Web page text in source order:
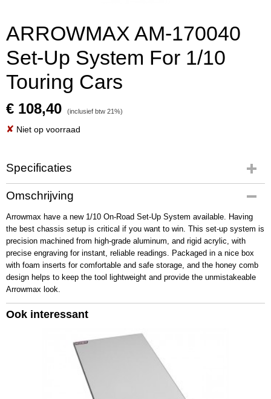
ARROWMAX AM-170040
Set-Up System For 1/10
Touring Cars
€ 108,40 (inclusief btw 21%)
✘ Niet op voorraad
Specificaties
Productcode
AM-170040
EAN code
4895175909236
Productcode leverancier
AM-170040
Bruto gewicht
1,00 Kg
Omschrijving
Arrowmax have a new 1/10 On-Road Set-Up System available. Having
the best chassis setup is critical if you want to win. This set-up system is
precision machined from high-grade aluminum, and rigid acrylic, with
precise engraving for instant, reliable readings. Packaged in a nice box
with foam inserts for comfortable and safe storage, and the honey comb
design helps to keep the tool lightweight and provide the unmistakeable
Arrowmax look.
Ook interessant